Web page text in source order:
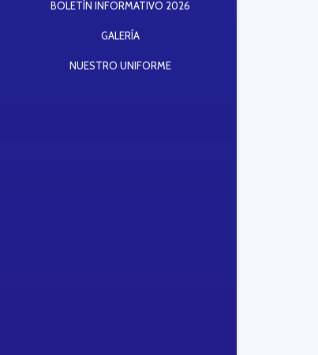
BOLETÍN INFORMATIVO 2026
GALERÍA
NUESTRO UNIFORME